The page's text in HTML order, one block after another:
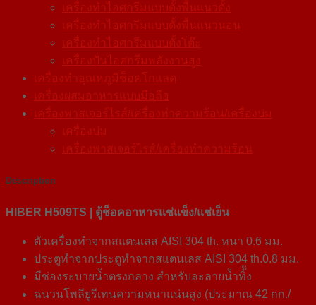
เครื่องทำไอศกรีมแบบตั้งพื้นแนวตั้ง
เครื่องทำไอศกรีมแบบตั้งพื้นแนวนอน
เครื่องทำไอศกรีมแบบตั้งโต๊ะ
เครื่องปั่นไอศกรีมพลังงานสูง
เครื่องทําอุณหภูมิช็อคโกแลต
เครื่องผสมอาหารแบบมือถือ
เครื่องพาสเจอร์ไรส์/เครื่องทำความร้อน/เครื่องบ่ม
เครื่องบ่ม
เครื่องพาสเจอร์ไรส์/เครื่องทำความร้อน
Description
HIBER H509TS | ตู้ช็อคอาหารแช่แข็ง/แช่เย็น
ตัวเครื่องทำจากสแตนเลส AISI 304 th. หนา 0.6 มม.
ประตูทำจากประตูทำจากสแตนเลส AISI 304 th.0.8 มม.
มีช่องระบายน้ำตรงกลาง สำหรับละลายน้ำทิ้ัง
ฉนวนโพลียูรีเทนความหนาแน่นสูง (ประมาณ 42 กก./